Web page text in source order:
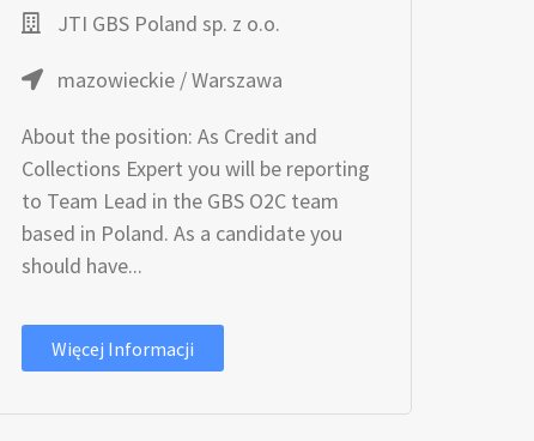
JTI GBS Poland sp. z o.o.
mazowieckie / Warszawa
About the position: As Credit and
Collections Expert you will be reporting
to Team Lead in the GBS O2C team
based in Poland. As a candidate you
should have...
Więcej Informacji